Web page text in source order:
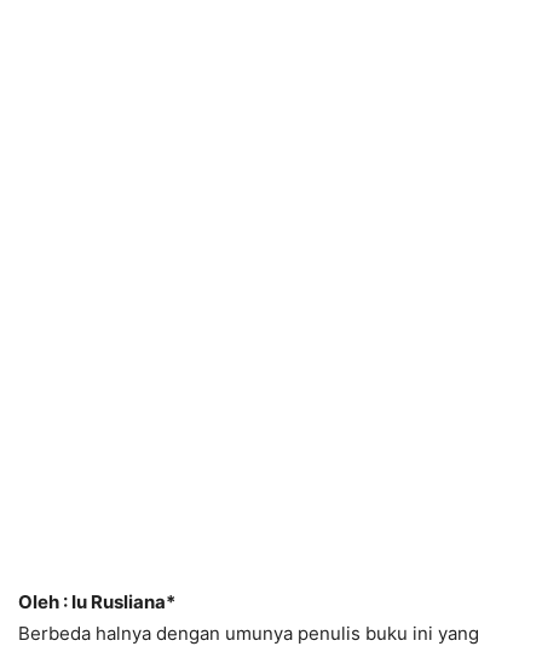
Oleh : Iu Rusliana*
Berbeda halnya dengan umunya penulis buku ini yang